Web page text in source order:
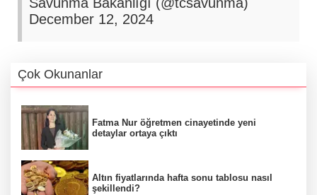
December 12, 2024
Çok Okunanlar
Fatma Nur öğretmen cinayetinde yeni
detaylar ortaya çıktı
Altın fiyatlarında hafta sonu tablosu nasıl
şekillendi?